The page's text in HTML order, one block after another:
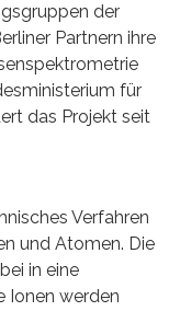
der
Partnern ihre
für
das Projekt seit
Verfahren
und Atomen. Die
in eine
Ionen werden